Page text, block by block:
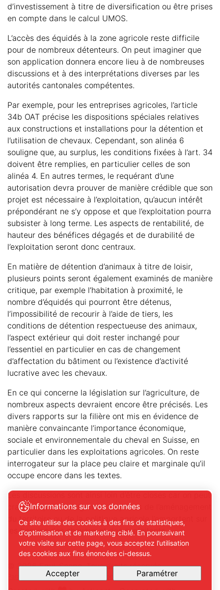
d’investissement à titre de diversification ou être prises
en compte dans le calcul UMOS.
L’accès des équidés à la zone agricole reste difficile
pour de nombreux détenteurs. On peut imaginer que
son application donnera encore lieu à de nombreuses
discussions et à des interprétations diverses par les
autorités cantonales compétentes.
Par exemple, pour les entreprises agricoles, l’article
34b OAT précise les dispositions spéciales relatives
aux constructions et installations pour la détention et
l’utilisation de chevaux. Cependant, son alinéa 6
souligne que, au surplus, les conditions fixées à l’art. 34
doivent être remplies, en particulier celles de son
alinéa 4. En autres termes, le requérant d’une
autorisation devra prouver de manière crédible que son
projet est nécessaire à l’exploitation, qu’aucun intérêt
prépondérant ne s’y oppose et que l’exploitation pourra
subsister à long terme. Les aspects de rentabilité, de
hauteur des bénéfices dégagés et de durabilité de
l’exploitation seront donc centraux.
En matière de détention d’animaux à titre de loisir,
plusieurs points seront également examinés de manière
critique, par exemple l’habitation à proximité, le
nombre d’équidés qui pourront être détenus,
l’impossibilité de recourir à l’aide de tiers, les
conditions de détention respectueuse des animaux,
l’aspect extérieur qui doit rester inchangé pour
l’essentiel en particulier en cas de changement
d’affectation du bâtiment ou l’existence d’activité
lucrative avec les chevaux.
En ce qui concerne la législation sur l’agriculture, de
nombreux aspects devraient encore être précisés. Les
divers rapports sur la filière ont mis en évidence de
manière convaincante l’importance économique,
sociale et environnementale du cheval en Suisse, en
particulier dans les exploitations agricoles. On reste
interrogateur sur la place peu claire et marginale qu’il
occupe encore dans les textes.
Les discussions sont ainsi loin d’être closes car on peut
craindre que les exigences majeures de l’aménagement
du territoire ou de la politique agricole l’emportent sur
les besoins des chevaux et des exploitants.
© 2026 Equi-Scope. Tous droits réservés
Paramétrer mes préférences de cookies
Informations sur vos données
Ce site utilise des cookies à des fins de statistiques,
d’optimisation et de marketing ciblé. En poursuivant
votre visite sur cette page, vous acceptez l’utilisation
des cookies aux fins énoncées ci-dessus.
Accepter
Paramétrer